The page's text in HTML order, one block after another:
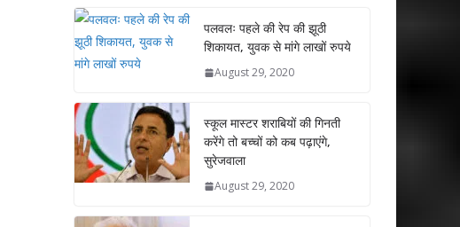
s
A
p
b
k
er e
dI
n
l e
पलवलः पहले की रेप की झूठी
शिकायत, युवक से मांगे लाखों रुपये
August 29, 2020
स्कूल मास्टर शराबियों की गिनती
करेंगे तो बच्चों को कब पढ़ाएंगे,
सुरेजवाला
August 29, 2020